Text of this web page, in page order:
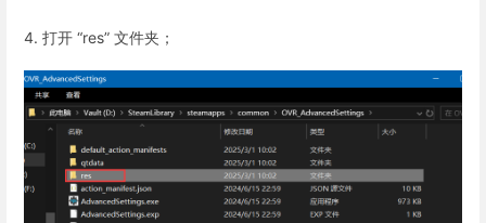
4. 打开 “res” 文件夹；